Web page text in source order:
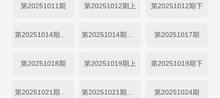
第20251011期 第20251012期上 第20251012期下
第20251017期
第20251018期 第20251019期上 第20251019期下
第20251024期